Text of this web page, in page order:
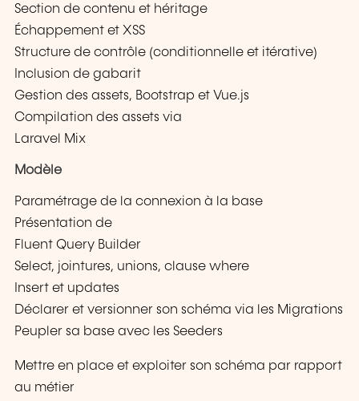
Section de contenu et héritage
Échappement et XSS
Structure de contrôle (conditionnelle et itérative)
Inclusion de gabarit
Gestion des assets, Bootstrap et Vue.js
Compilation des assets via
Laravel Mix
Modèle
Paramétrage de la connexion à la base
Présentation de
Fluent Query Builder
Select, jointures, unions, clause where
Insert et updates
Déclarer et versionner son schéma via les Migrations
Peupler sa base avec les Seeders
Mettre en place et exploiter son schéma par rapport
au métier